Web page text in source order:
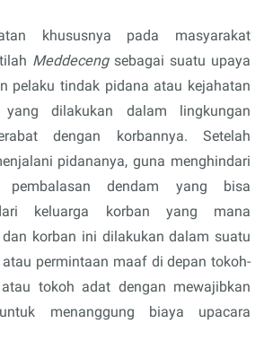
khususnya pada masyarakat
Meddecengsebagai suatu upaya
pelaku tindak pidana atau kejahatan
dilakukan dalam lingkungan
dengan korbannya. Setelah
pidananya, guna menghindari
pembalasan dendam yang bisa
keluarga korban yang mana
korban ini dilakukan dalam suatu
permintaan maaf di depan tokoh-
tokoh adat dengan mewajibkan
menanggung biaya upacara